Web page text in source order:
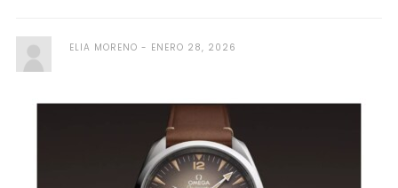
ELIA MORENO ENERO 28, 2026